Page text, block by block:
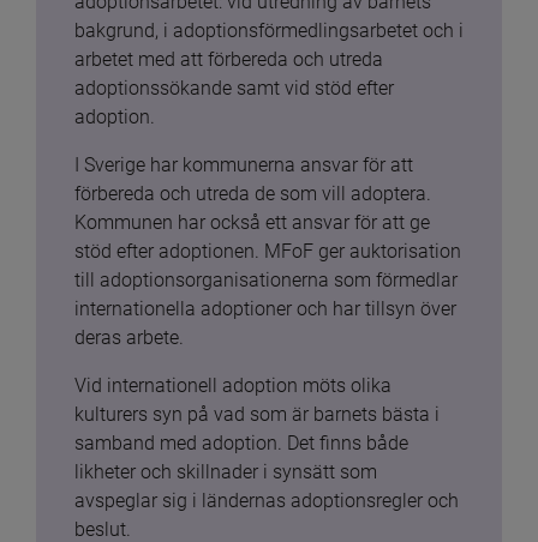
bakgrund, i adoptionsförmedlingsarbetet och i
arbetet med att förbereda och utreda
adoptionssökande samt vid stöd efter
adoption.
I Sverige har kommunerna ansvar för att
förbereda och utreda de som vill adoptera.
Kommunen har också ett ansvar för att ge
stöd efter adoptionen. MFoF ger auktorisation
till adoptionsorganisationerna som förmedlar
internationella adoptioner och har tillsyn över
deras arbete.
Vid internationell adoption möts olika
kulturers syn på vad som är barnets bästa i
samband med adoption. Det finns både
likheter och skillnader i synsätt som
avspeglar sig i ländernas adoptionsregler och
beslut.